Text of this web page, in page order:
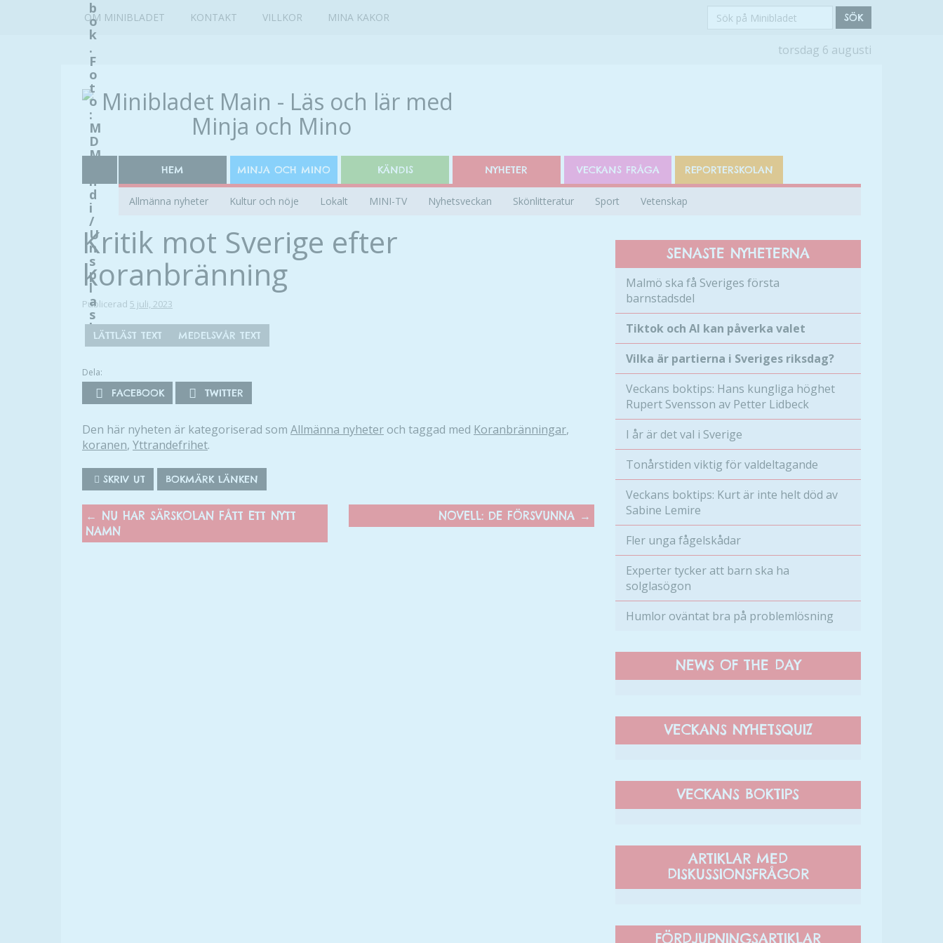
OM MINIBLADET KONTAKT VILLKOR MINA KAKOR
Sök
SÖK
torsdag 6 augusti
HEM MINJA OCH MINO KÄNDIS NYHETER VECKANS FRÅGA REPORTERSKOLAN
Allmänna nyheter Kultur och nöje Lokalt MINI-TV Nyhetsveckan Skönlitteratur Sport Vetenskap
Kritik mot Sverige efter
koranbränning
Publicerad 5 juli, 2023
b
o
k
.
F
o
t
o
:
M
D
M
h
d
i
/
U
n
s
p
l
a
s
hLÄTTLÄST TEXT MEDELSVÅR TEXT
Dela:
FACEBOOK TWITTER
Den här nyheten är kategoriserad som Allmänna nyheter och taggad med Koranbränningar,
koranen, Yttrandefrihet.
SKRIV UT BOKMÄRK LÄNKEN
←
NU HAR SÄRSKOLAN FÅTT ETT NYTT
NAMN
NOVELL: DE FÖRSVUNNA →
SENASTE NYHETERNA
Malmö ska få Sveriges första
barnstadsdel
Tiktok och AI kan påverka valet
Vilka är partierna i Sveriges riksdag?
Veckans boktips: Hans kungliga höghet
Rupert Svensson av Petter Lidbeck
I år är det val i Sverige
Tonårstiden viktig för valdeltagande
Veckans boktips: Kurt är inte helt död av
Sabine Lemire
Fler unga fågelskådar
Experter tycker att barn ska ha
solglasögon
Humlor oväntat bra på problemlösning
NEWS OF THE DAY
VECKANS NYHETSQUIZ
VECKANS BOKTIPS
ARTIKLAR MED
DISKUSSIONSFRÅGOR
FÖRDJUPNINGSARTIKLAR